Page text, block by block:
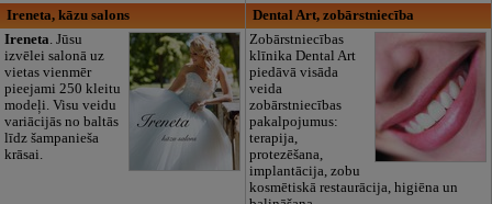
Ireneta, kāzu salons
Ireneta. Jūsu
izvēlei salonā uz
vietas vienmēr
pieejami 250 kleitu
modeļi. Visu veidu
variācijās no baltās
līdz šampanieša
krāsai.
Dental Art, zobārstniecība
Zobārstniecības
klīnika Dental Art
piedāvā visāda
veida
zobārstniecības
pakalpojumus:
terapija,
protezēšana,
implantācija, zobu
kosmētiskā restaurācija, higiēna un